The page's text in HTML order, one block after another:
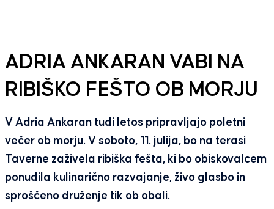
ADRIA ANKARAN VABI NA
RIBIŠKO FEŠTO OB MORJU
V Adria Ankaran tudi letos pripravljajo poletni
večer ob morju. V soboto, 11. julija, bo na terasi
Taverne zaživela ribiška fešta, ki bo obiskovalcem
ponudila kulinarično razvajanje, živo glasbo in
sproščeno druženje tik ob obali.